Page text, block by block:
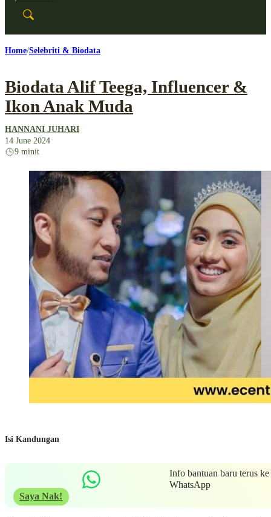
Home Selebriti & Biodata
Biodata Alif Teega, Influencer &
Ikon Anak Muda
HANNANI JUHARI
14 June 2024
9 minit
Isi Kandungan
Info bantuan baru terus ke
WhatsApp
Saya Nak!